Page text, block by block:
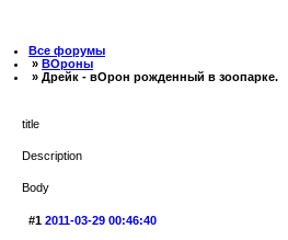
Все форумы
» ВОроны
» Дрейк - вОрон рожденный в зоопарке.
title
Description
Body
#1 2011-03-29 00:46:40